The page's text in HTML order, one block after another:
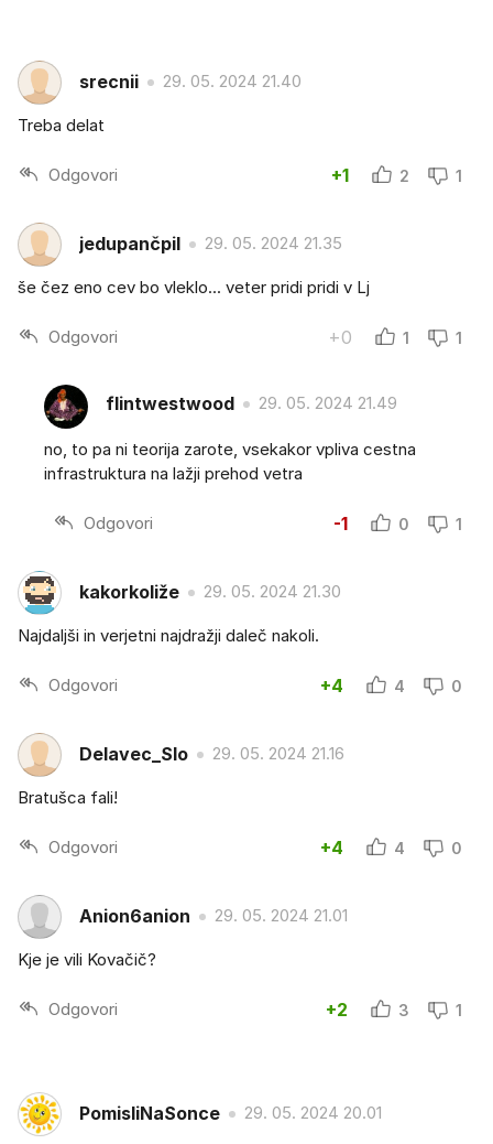
srecnii 29. 05. 2024 21.40
Treba delat
Odgovori +1 2 1
jedupančpil 29. 05. 2024 21.35
še čez eno cev bo vleklo... veter pridi pridi v Lj
Odgovori +0 1 1
flintwestwood 29. 05. 2024 21.49
no, to pa ni teorija zarote, vsekakor vpliva cestna
infrastruktura na lažji prehod vetra
Odgovori -1 0 1
kakorkoliže 29. 05. 2024 21.30
Najdaljši in verjetni najdražji daleč nakoli.
Odgovori +4 4 0
Delavec_Slo 29. 05. 2024 21.16
Bratušca fali!
Odgovori +4 4 0
Anion6anion 29. 05. 2024 21.01
Kje je vili Kovačič?
Odgovori +2 3 1
PomisliNaSonce 29. 05. 2024 20.01